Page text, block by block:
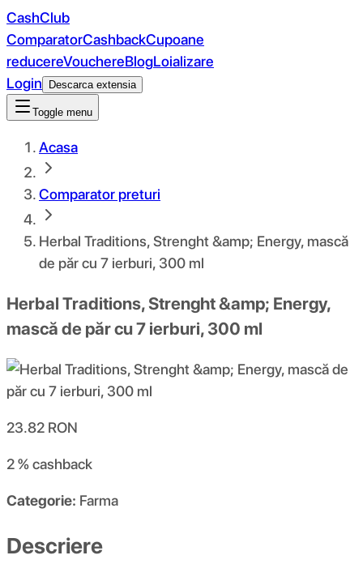
CashClub
ComparatorCashbackCupoane
reducereVouchereBlogLoializare
Login
Descarca extensia
Toggle menu
Acasa
Comparator preturi
Herbal Traditions, Strenght &amp; Energy, mască
de păr cu 7 ierburi, 300 ml
Herbal Traditions, Strenght &amp; Energy,
mască de păr cu 7 ierburi, 300 ml
23.82 RON
2 %cashback
Categorie: Farma
Descriere